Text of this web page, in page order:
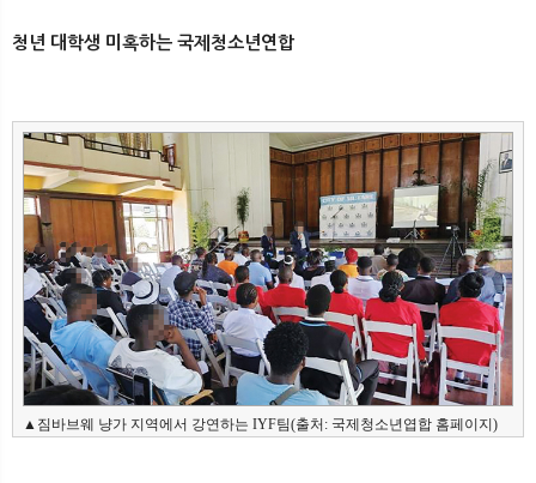
청년 대학생 미혹하는 국제청소년연합
▲짐바브웨 냥가 지역에서 강연하는 IYF팀(출처: 국제청소년엽합 홈페이지)